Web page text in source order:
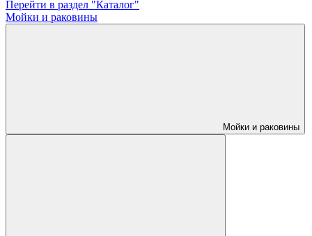
Перейти в раздел "Каталог"
Мойки и раковины
Мойки и раковины